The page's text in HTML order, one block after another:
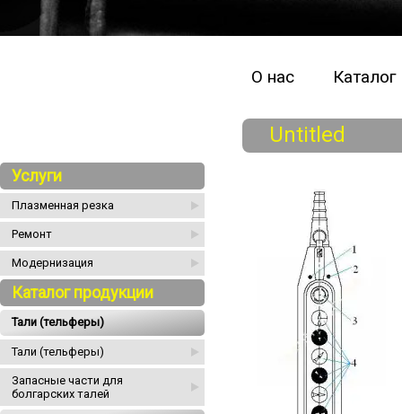
О нас
Услуги
Плазменная резка
Ремонт
Модернизация
Каталог продукции
Тали (тельферы)
Тали (тельферы)
Запасные части для
болгарских талей
Untitled